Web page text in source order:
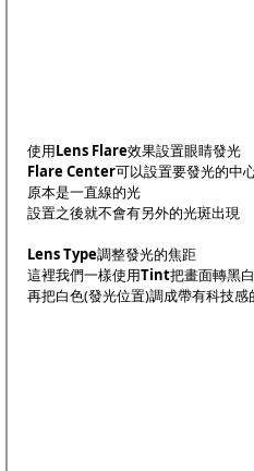
使用Lens Flare效果設置眼睛發光
Flare Center可以設置要發光的中
原本是一直線的光
設置之後就不會有另外的光斑出現
Lens Type調整發光的焦距
這裡我們一樣使用Tint把畫面轉黑
再把白色(發光位置)調成帶有科技感